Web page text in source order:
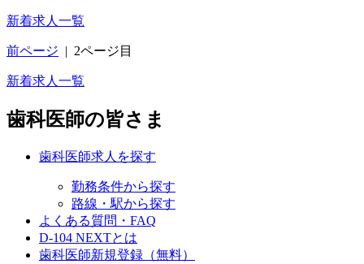
新着求人一覧
前ページ 2ページ目
新着求人一覧
歯科医師の皆さま
歯科医師求人を探す
勤務条件から探す
路線・駅から探す
よくある質問・FAQ
D-104 NEXTとは
歯科医師新規登録（無料）